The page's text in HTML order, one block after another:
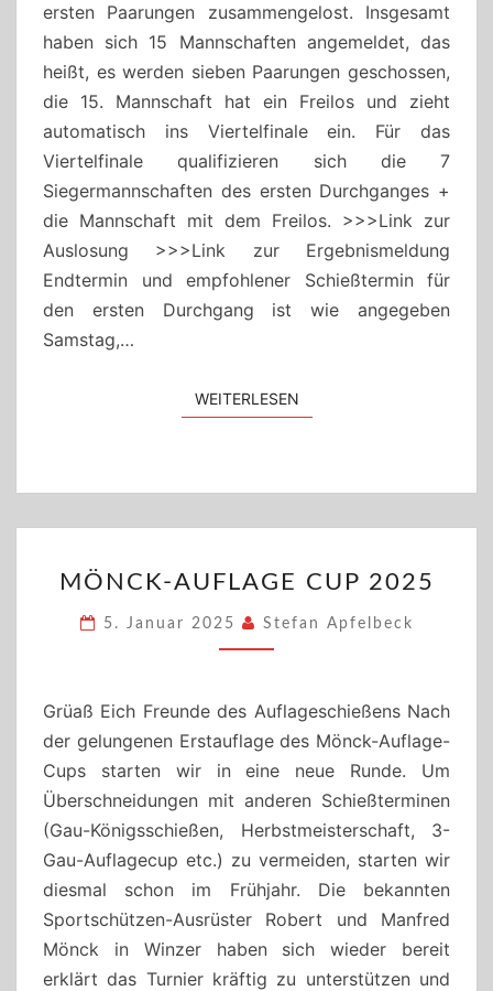
ersten Paarungen zusammengelost. Insgesamt
haben sich 15 Mannschaften angemeldet, das
heißt, es werden sieben Paarungen geschossen,
die 15. Mannschaft hat ein Freilos und zieht
automatisch ins Viertelfinale ein. Für das
Viertelfinale qualifizieren sich die 7
Siegermannschaften des ersten Durchganges +
die Mannschaft mit dem Freilos. >>>Link zur
Auslosung >>>Link zur Ergebnismeldung
Endtermin und empfohlener Schießtermin für
den ersten Durchgang ist wie angegeben
Samstag,…
WEITERLESENWEITERLESEN
AUFLAGE
CUP
2025
MÖNCK-AUFLAGE CUP 2025
5. Januar 2025 Stefan Apfelbeck
Grüaß Eich Freunde des Auflageschießens Nach
der gelungenen Erstauflage des Mönck-Auflage-
Cups starten wir in eine neue Runde. Um
Überschneidungen mit anderen Schießterminen
(Gau-Königsschießen, Herbstmeisterschaft, 3-
Gau-Auflagecup etc.) zu vermeiden, starten wir
diesmal schon im Frühjahr. Die bekannten
Sportschützen-Ausrüster Robert und Manfred
Mönck in Winzer haben sich wieder bereit
erklärt das Turnier kräftig zu unterstützen und